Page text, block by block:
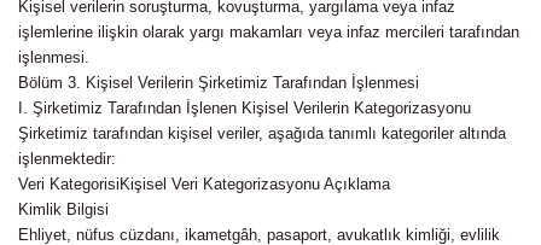
Kişisel verilerin soruşturma, kovuşturma, yargılama veya infaz
işlemlerine ilişkin olarak yargı makamları veya infaz mercileri tarafından
işlenmesi.
Bölüm 3. Kişisel Verilerin Şirketimiz Tarafından İşlenmesi
I. Şirketimiz Tarafından İşlenen Kişisel Verilerin Kategorizasyonu
Şirketimiz tarafından kişisel veriler, aşağıda tanımlı kategoriler altında
işlenmektedir:
Veri Kategorisi Kişisel Veri Kategorizasyonu Açıklama
Kimlik Bilgisi
Ehliyet, nüfus cüzdanı, ikametgâh, pasaport, avukatlık kimliği, evlilik